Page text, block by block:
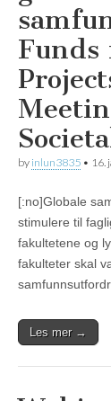
Funds
by inlun3835 • 16.
[:no]Globale
stimulere til
fakultetene og
fakulteter skal
Les mer →